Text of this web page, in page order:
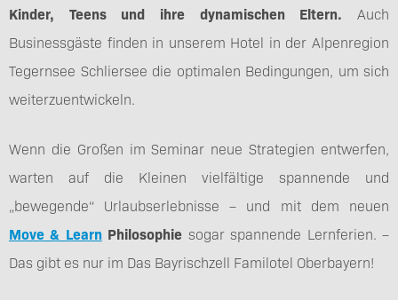
Kinder, Teens und ihre dynamischen Eltern. Auch
Businessgäste finden in unserem Hotel in der Alpenregion
Tegernsee Schliersee die optimalen Bedingungen, um sich
weiterzuentwickeln.
Wenn die Großen im Seminar neue Strategien entwerfen,
warten auf die Kleinen vielfältige spannende und
„bewegende“ Urlaubserlebnisse – und mit dem neuen
Move & LearnPhilosophie sogar spannende Lernferien. –
Das gibt es nur im Das Bayrischzell Familotel Oberbayern!